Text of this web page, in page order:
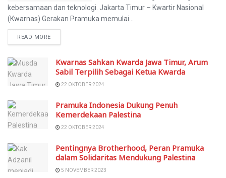
kebersamaan dan teknologi. Jakarta Timur – Kwartir Nasional
(Kwarnas) Gerakan Pramuka memulai...
READ MORE
Kwarnas Sahkan Kwarda Jawa Timur, Arum
Sabil Terpilih Sebagai Ketua Kwarda
22 OKTOBER 2024
Pramuka Indonesia Dukung Penuh
Kemerdekaan Palestina
22 OKTOBER 2024
Pentingnya Brotherhood, Peran Pramuka
dalam Solidaritas Mendukung Palestina
5 NOVEMBER 2023